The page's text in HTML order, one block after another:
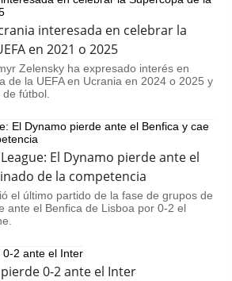
interesada en celebrar la
en 2021 o 2025
Zelensky ha expresado interés en
de la UEFA en Ucrania en 2024 o 2025 y
fútbol.
El Dynamo pierde ante el
de la competencia
el último partido de la fase de grupos de
ante el Benfica de Lisboa por 0-2 el
0-2 ante el Inter